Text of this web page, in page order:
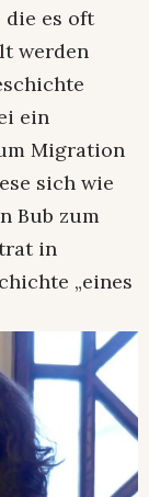
die es oft
werden
ein
Migration
sich wie
Bub zum
in
„eines